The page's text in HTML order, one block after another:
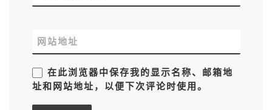
网站地址
在此浏览器中保存我的显示名称、邮箱地
址和网站地址，以便下次评论时使用。